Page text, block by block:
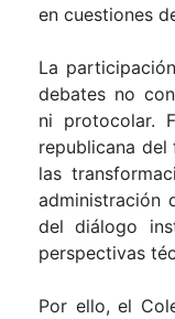
en cuestiones
La
debates no
ni protocolar.
republicana del
las
administración
del diálogo
perspectivas
Por ello, el